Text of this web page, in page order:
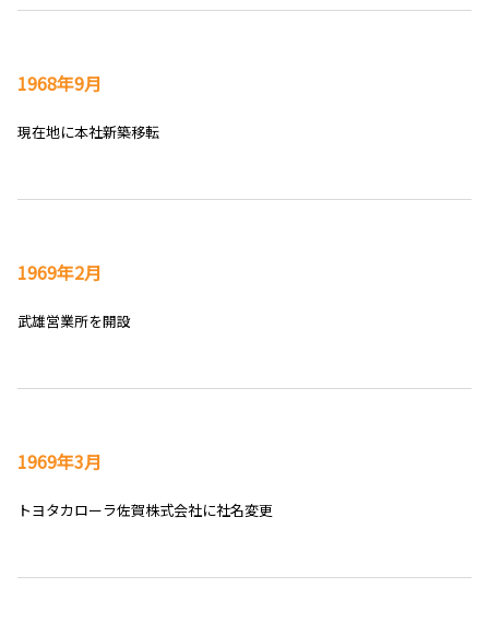
1968年9月
現在地に本社新築移転
1969年2月
武雄営業所を開設
1969年3月
トヨタカローラ佐賀株式会社に社名変更